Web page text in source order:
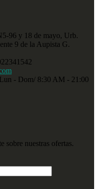
96 y 18 de mayo, Urb.
9 de la Aupista G.
Lun - Dom/ 8:30 AM - 21:00
sobre nuestras ofertas.